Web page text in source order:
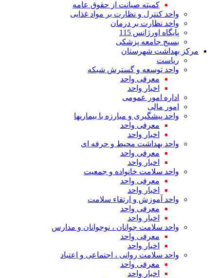
کمیته صیانت از حقوق عامه
واحد کنترل و نظارت بر مواد غذایی
واحد نظارت بر درمان
پایگاه اورژانس 115
بسیج جامعه پزشکی
مرکز بهداشت شهرستان
ریاست
واحد توسعه و گسترش شبکه
معرفی واحد
اخبار واحد
اداره امور عمومی
امور مالی
واحد پیشگیری و مبارزه با بیماریها
معرفی واحد
اخبار واحد
واحد بهداشت محیط و حرفه ای
معرفی واحد
اخبار واحد
واحد سلامت خانواده و جمعیت
معرفی واحد
اخبار واحد
واحد آموزش و ارتقاء سلامت
معرفی واحد
اخبار واحد
واحد سلامت جوانان ، نوجوانان و مدارس
معرفی واحد
اخبار واحد
واحد سلامت روانی ، اجتماعی و اعتیاد
معرفی واحد
اخبار واحد